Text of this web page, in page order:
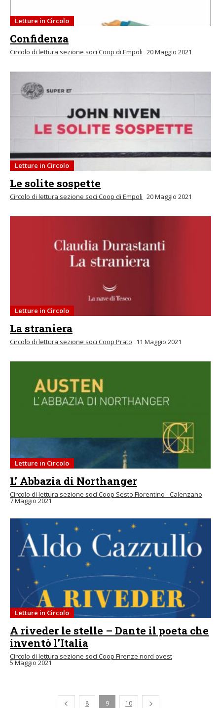
Letture in Circolo
Confidenza
Circolo di lettura sezione soci Coop di Empoli 20 Maggio 2021
Letture in Circolo
Le solite sospette
Circolo di lettura sezione soci Coop di Empoli 20 Maggio 2021
Letture in Circolo
La straniera
Circolo di lettura sezione soci Coop Prato 11 Maggio 2021
Letture in Circolo
L’ Abbazia di Northanger
Circolo di lettura sezione soci Coop Sesto Fiorentino - Calenzano
7 Maggio 2021
Letture in Circolo
A riveder le stelle – Dante il poeta che
inventò l’Italia
Circolo di lettura sezione soci Coop Firenze nord ovest
5 Maggio 2021
Pagina precedente
8 9 10